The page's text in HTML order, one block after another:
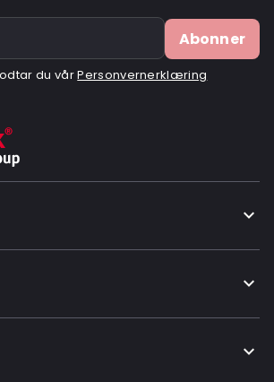
Abonner
du vårPersonvernerklæring